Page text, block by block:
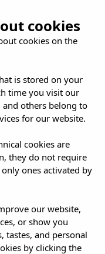
La
cookies
cookies on the
is stored on your
time you visit our
and others belong to
for our website.
cookies are
they do not require
ones activated by
our website,
or show you
tastes, and personal
by clicking the